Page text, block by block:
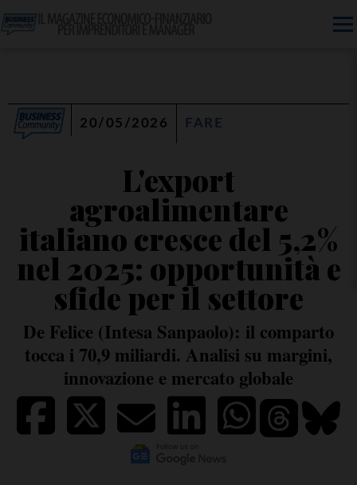
20/05/2026 FARE
L'export
agroalimentare
italiano cresce del 5,2%
nel 2025: opportunità e
sfide per il settore
De Felice (Intesa Sanpaolo): il comparto
tocca i 70,9 miliardi. Analisi su margini,
innovazione e mercato globale